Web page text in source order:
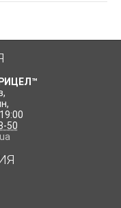
,
,
50